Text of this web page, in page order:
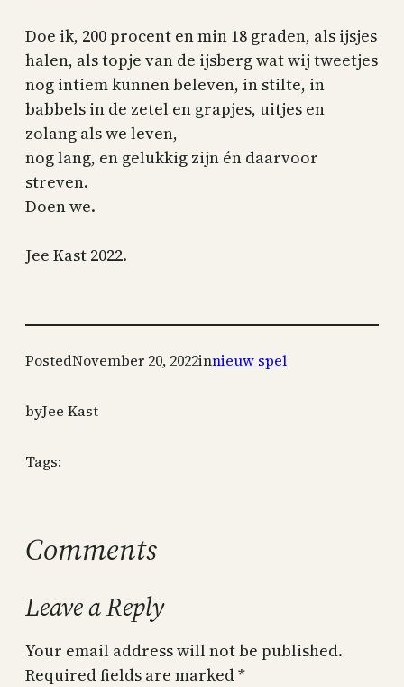
Doe ik, 200 procent en min 18 graden, als ijsjes
halen, als topje van de ijsberg wat wij tweetjes
nog intiem kunnen beleven, in stilte, in
babbels in de zetel en grapjes, uitjes en
zolang als we leven,
nog lang, en gelukkig zijn én daarvoor
streven.
Doen we.
Jee Kast 2022.
PostedNovember 20, 2022innieuw spel
byJee Kast
Tags:
Comments
Leave a Reply
Your email address will not be published.
Required fields are marked*